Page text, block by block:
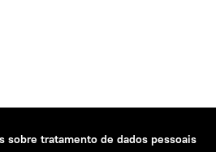
sobre tratamento de dados pessoais